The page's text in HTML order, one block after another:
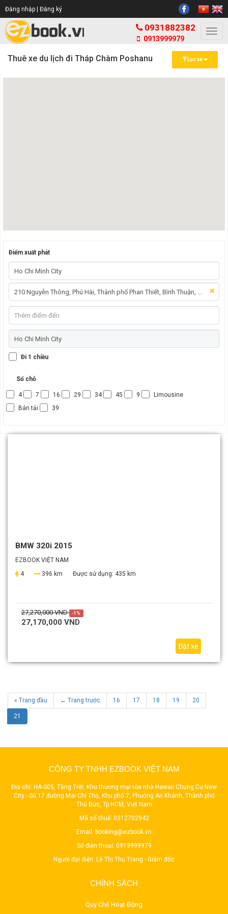
Đăng nhập | Đăng ký
0931882382
0913999979
Thuê xe du lịch đi Tháp Chàm Poshanu Lọc xe
Điểm xuất phát
Đi 1 chiều
Số chỗ
4 7 16 29 34 45 9
Limousine
Bán tải
39
BMW 320i 2015
EZBOOK VIỆT NAM
4
396 km Được sử dụng: 435 km
27,270,000 VND -1%
27,170,000 VND
Đặt xe
« Trang đầu ← Trang trước 16 17 18 19 20
21
CÔNG TY TNHH EZBOOK VIỆT NAM
Địa chỉ: HA-S05, Tầng Trệt, Khu thương mại tòa nhà Hawaii Chung Cư New
City - Số 17 đường Mai Chí Thọ, Khu phố 7, Phường An Khánh, Thành phố
Thủ Đức, Tp.HCM, Việt Nam
Mã số thuế: 0312702942
Email: booking@ezbook.vn
Số điện thoại: 0913999979
Người đại diện: Lê Thị Thu Trang - Giám đốc
CHÍNH SÁCH
Quy Chế Hoạt Động